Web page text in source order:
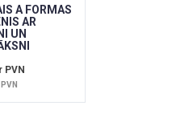
A FORMAS
AR
UN
PVN